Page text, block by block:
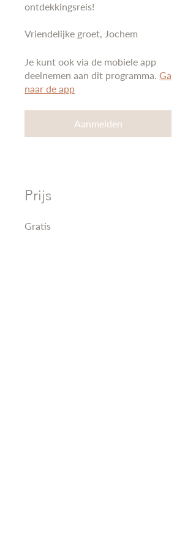
ontdekkingsreis!
Vriendelijke groet, Jochem
Je kunt ook via de mobiele app
deelnemen aan dit programma. Ga
naar de app
Aanmelden
Prijs
Gratis